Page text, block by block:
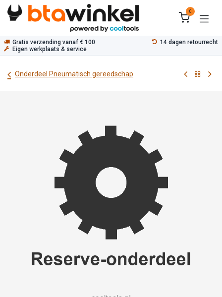
Overslaan naar inhoud
0
Gratis verzending vanaf € 100
14 dagen retourrecht
Eigen werkplaats & service
Onderdeel Pneumatisch gereedschap